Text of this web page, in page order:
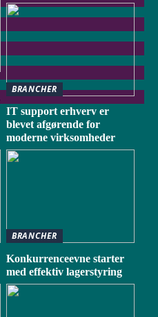
BRANCHER
IT support erhverv er
blevet afgørende for
moderne virksomheder
BRANCHER
Konkurrenceevne starter
med effektiv lagerstyring